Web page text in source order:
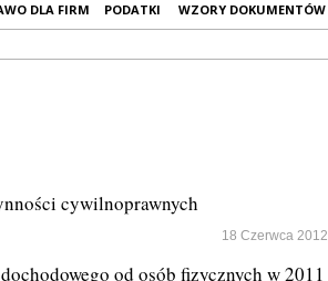
DLA FIRM PODATKI WZORY DOKUMENTÓW
cywilnoprawnych
18 Czerwca 2012
od osób fizycznych w 2011